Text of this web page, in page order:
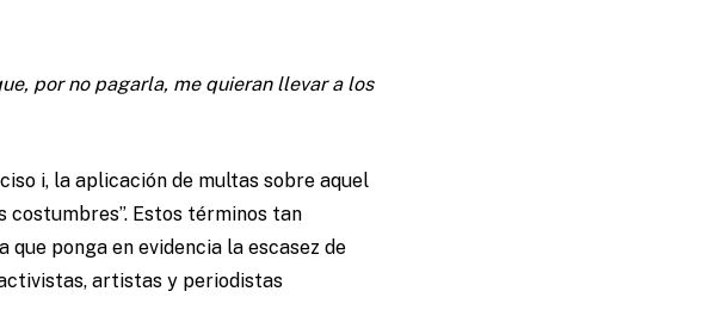
por no pagarla, me quieran llevar a los
i, la aplicación de multas sobre aquel
Estos términos tan
ponga en evidencia la escasez de
artistas y periodistas